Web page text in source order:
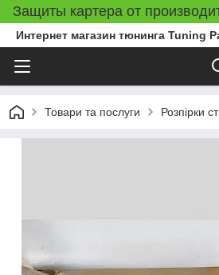
Защиты картера от
Интернет магазин тюнинга Tuning
Товари та послуги Розпірки